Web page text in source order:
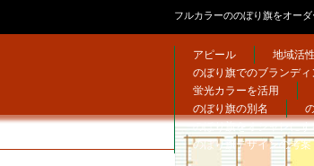
フルカラーののぼり旗をオー
アピール 地域活
のぼり旗でのブランディ
蛍光カラーを活用
のぼり旗の別名
のぼり旗をオシャレに
のぼり旗デザインの考案